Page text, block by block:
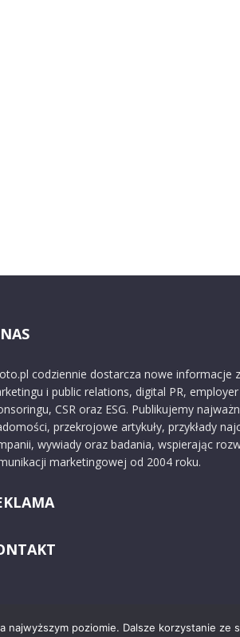
codziennie dostarcza nowe informacje
i public relations, digital PR,
CSR oraz ESG. Publikujemy
przekrojowe artykuły, przykłady
wywiady oraz badania, wspierając
marketingowej od 2004 roku.
najwyższym poziomie. Dalsze korzystanie ze